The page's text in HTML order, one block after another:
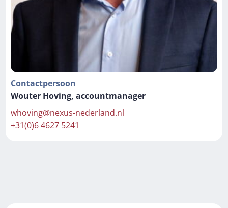
Contactpersoon
Wouter Hoving, accountmanager
whoving@nexus-nederland.nl
+31(0)6 4627 5241